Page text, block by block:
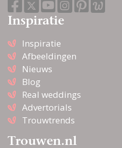
Inspiratie
Inspiratie
Afbeeldingen
Nieuws
Blog
Real weddings
Advertorials
Trouwtrends
Trouwen.nl